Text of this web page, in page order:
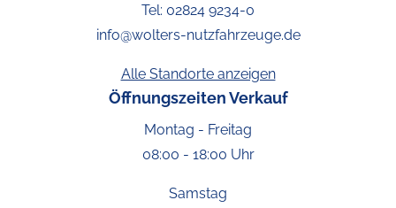
Tel: 02824 9234-0
info@wolters-nutzfahrzeuge.de
Alle Standorte anzeigen
Öffnungszeiten Verkauf
Montag - Freitag
08:00 - 18:00 Uhr
Samstag